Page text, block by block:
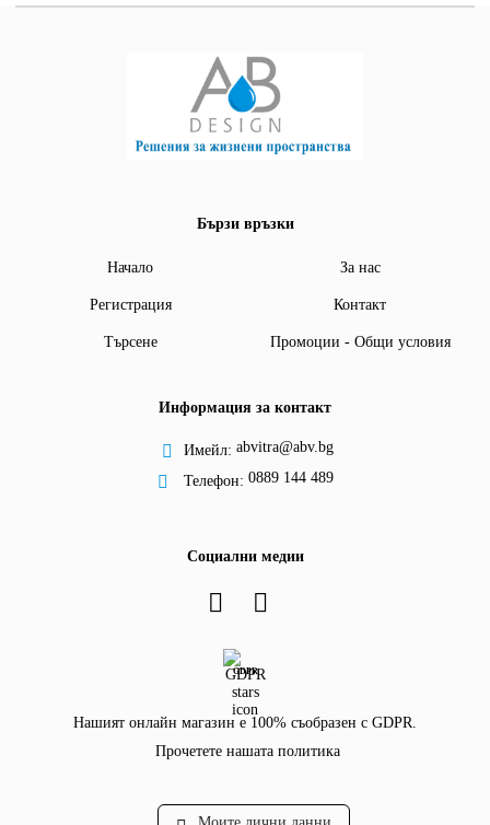
Бързи връзки
Начало За нас
Регистрация Контакт
Търсене Промоции - Общи условия
Информация за контакт
Имейл: abvitra@abv.bg
Телефон: 0889 144 489
Социални медии
GDPR
Нашият онлайн магазин е 100% съобразен с GDPR.
Прочетете нашата политика